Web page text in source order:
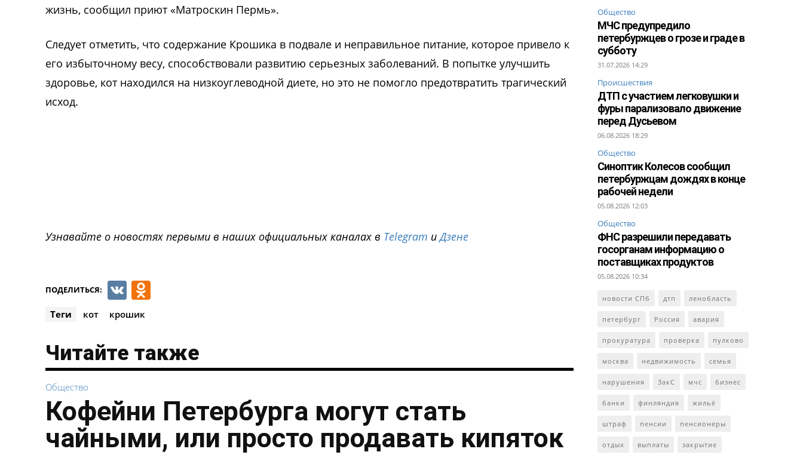
жизнь, сообщил приют «Матроскин Пермь».
Следует отметить, что содержание Крошика в подвале и неправильное питание, которое привело к
его избыточному весу, способствовали развитию серьезных заболеваний. В попытке улучшить
здоровье, кот находился на низкоуглеводной диете, но это не помогло предотвратить трагический
исход.
Узнавайте о новостях первыми в наших официальных каналах в Telegram иДзене
ПОДЕЛИТЬСЯ: VK
Теги кот крошик
Читайте также
Общество
Кофейни Петербурга могут стать
чайными, или просто продавать кипяток
Общество
МЧС предупредило
петербуржцев о грозе и граде в
субботу
31.07.2026 14:29
Происшествия
ДТП с участием легковушки и
фуры парализовало движение
перед Дусьевом
06.08.2026 18:29
Общество
Синоптик Колесов сообщил
петербуржцам дождях в конце
рабочей недели
05.08.2026 12:03
Общество
ФНС разрешили передавать
госорганам информацию о
поставщиках продуктов
05.08.2026 10:34
новости СПб дтп ленобласть
петербург Россия авария
прокуратура проверка пулково
москва недвижимость семья
нарушения ЗакС мчс бизнес
банки финляндия жильё
штраф пенсии пенсионеры
отдых выплаты закрытие